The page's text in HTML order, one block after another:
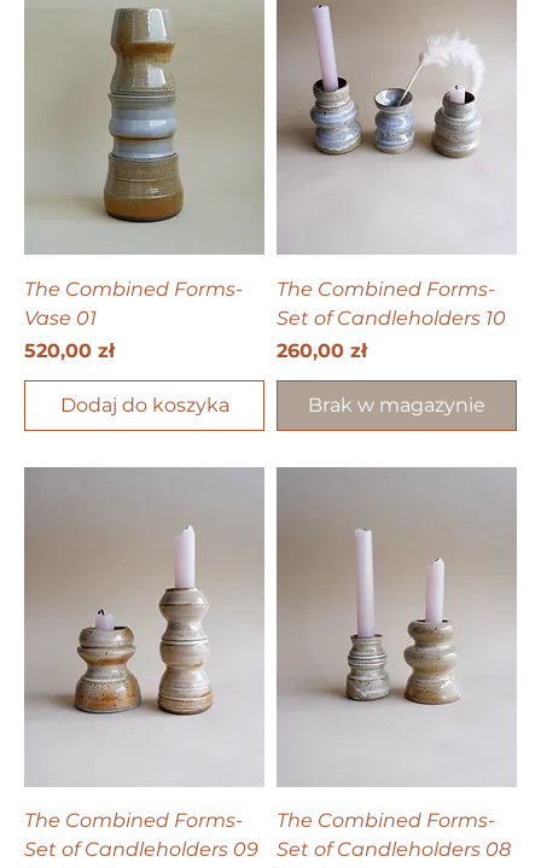
The Combined Forms-
Vase 01
Cena
520,00 zł
Dodaj do koszyka
The Combined Forms-
Set of Candleholders 10
Cena
260,00 zł
Brak w magazynie
The Combined Forms-
Set of Candleholders 09
The Combined Forms-
Set of Candleholders 08